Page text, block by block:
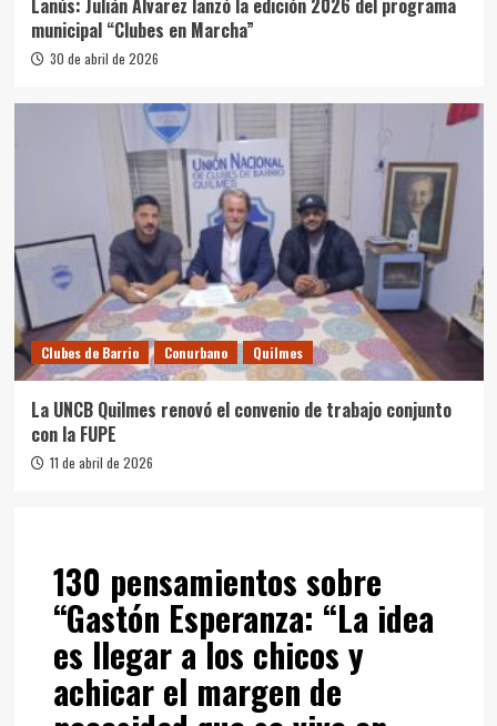
Lanús: Julián Álvarez lanzó la edición 2026 del programa
municipal “Clubes en Marcha”
30 de abril de 2026
Clubes de Barrio Conurbano Quilmes
La UNCB Quilmes renovó el convenio de trabajo conjunto
con la FUPE
11 de abril de 2026
130 pensamientos sobre
“Gastón Esperanza: “La idea
es llegar a los chicos y
achicar el margen de